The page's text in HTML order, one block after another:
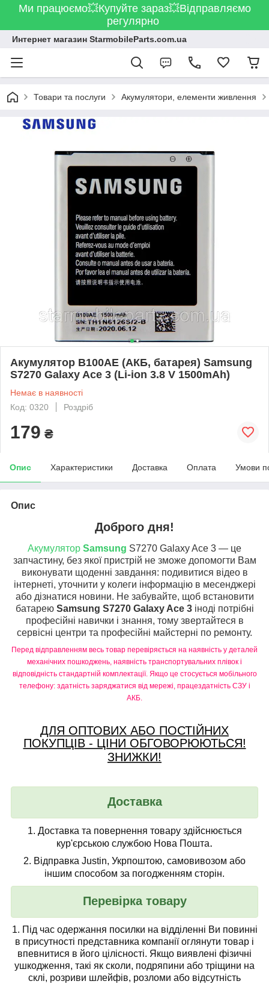
Ми працюємо💥Купуйте зараз💥Відправляємо
регулярно
Интернет магазин StarmobileParts.com.ua
Товари та послуги Акумулятори, елементи живлення
Акумулятор B100AE (АКБ, батарея) Samsung
S7270 Galaxy Ace 3 (Li-ion 3.8 V 1500mAh)
Немає в наявності
Код: 0320
Роздріб
179 ₴
Опис Характеристики Доставка Оплата Умови
Опис
Доброго дня!
Акумулятор Samsung S7270 Galaxy Ace 3 — це
запчастину, без якої пристрій не зможе допомогти Вам
виконувати щоденні завдання: подивитися відео в
інтернеті, уточнити у колеги інформацію в месенджері
або дізнатися новини. Не забувайте, щоб встановити
батарею Samsung S7270 Galaxy Ace 3 іноді потрібні
професійні навички і знання, тому звертайтеся в
сервісні центри та професійні майстерні по ремонту.
Перед відправленням весь товар перевіряється на наявність у деталей
механічних пошкоджень, наявність транспортувальних плівок і
відповідність стандартній комплектації. Якщо це стосується мобільного
телефону: здатність заряджатися від мережі, працездатність СЗУ і
АКБ.
ДЛЯ ОПТОВИХ АБО ПОСТІЙНИХ
ПОКУПЦІВ - ЦІНИ ОБГОВОРЮЮТЬСЯ!
ЗНИЖКИ!
Доставка
1. Доставка та повернення товару здійснюється
кур'єрською службою Нова Пошта.
2. Відправка Justin, Укрпоштою, самовивозом або
іншим способом за погодженням сторін.
Перевірка товару
1. Під час одержання посилки на відділенні Ви повинні
в присутності представника компаніїоглянути товар і
впевнитися в його цілісності. Якщо виявлені фізичні
ушкодження, такі як сколи, подряпини або тріщини на
склі, розриви шлейфів, розломи або відсутність